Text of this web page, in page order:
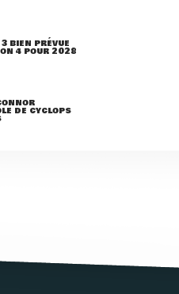
BIEN PRÉVUE
4 POUR 2028
DE CYCLOPS